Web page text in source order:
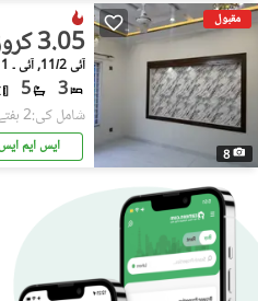
مقبول
8
3.05 کروڑ
آئی 11/2, آئی ۔ 11
3
5
شامل کی:2 ہفتے پہل
ایس ایم